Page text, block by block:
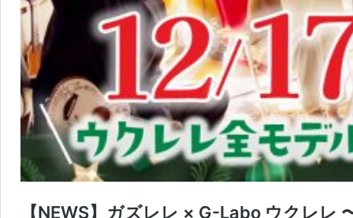
【NEWS】ガズレレ × G-Labo ウクレレ